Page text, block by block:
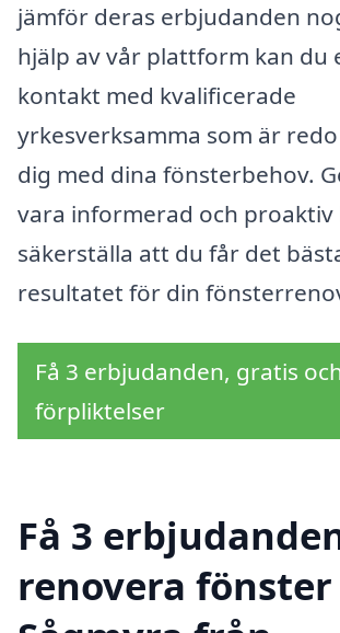
jämför deras erbjudanden
hjälp av vår plattform kan du
kontakt med kvalificerade
yrkesverksamma som är
dig med dina fönsterbehov.
vara informerad och proaktiv
säkerställa att du får det
resultatet för din
Få 3 erbjudanden, gratis
förpliktelser
Få 3
renovera fönster